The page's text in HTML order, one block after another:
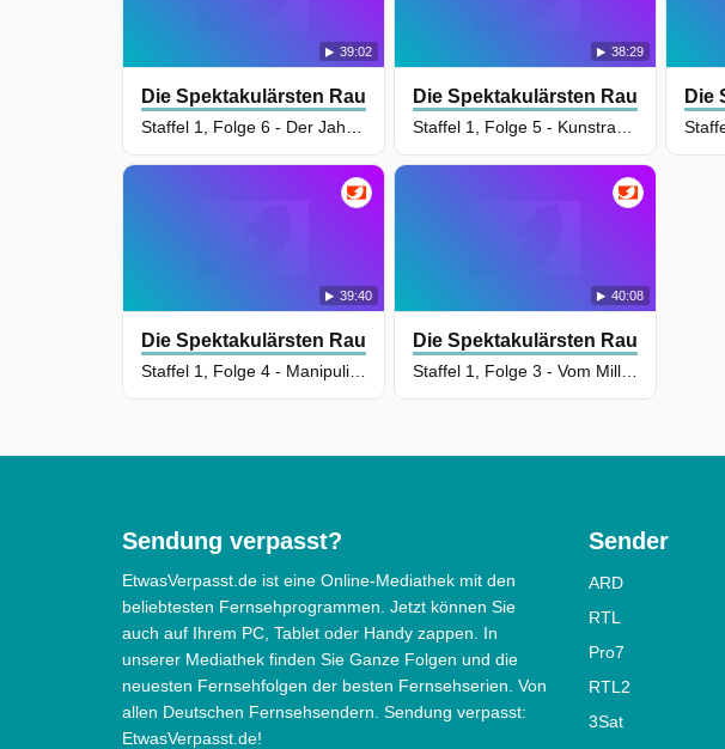
39:02
Die Spektakulärsten Raubüberfälle Amerikas
38:29
Die Spektakulärsten
39:40
Die Spektakulärsten Raubüberfälle Amerikas
40:08
Die Spektakulärsten
Die
Sendung verpasst?
EtwasVerpasst.de ist eine Online-Mediathek mit den
beliebtesten Fernsehprogrammen. Jetzt können Sie
auch auf Ihrem PC, Tablet oder Handy zappen. In
unserer Mediathek finden Sie Ganze Folgen und die
neuesten Fernsehfolgen der besten Fernsehserien. Von
allen Deutschen Fernsehsendern. Sendung verpasst:
EtwasVerpasst.de!
Sender
ARD
RTL
Pro7
RTL2
3Sat